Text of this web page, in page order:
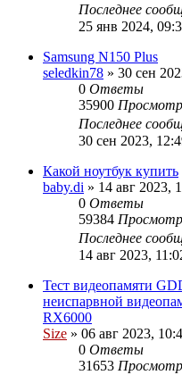
Последнее
25 янв 2024,
Samsung N150 Plus
seledkin78 » 30 сен
0 Ответы
35900
Последнее
30 сен 2023,
Какой ноутбук купить
baby.di » 14 авг 2023,
0 Ответы
59384
Последнее
14 авг 2023,
Тест видеопамяти
неиспарвной
RX6000
Size » 06 авг 2023,
0 Ответы
31653